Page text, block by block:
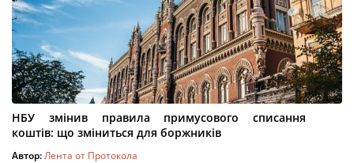
НБУ змінив правила примусового списання
коштів: що зміниться для боржників
Автор:Лента от Протокола